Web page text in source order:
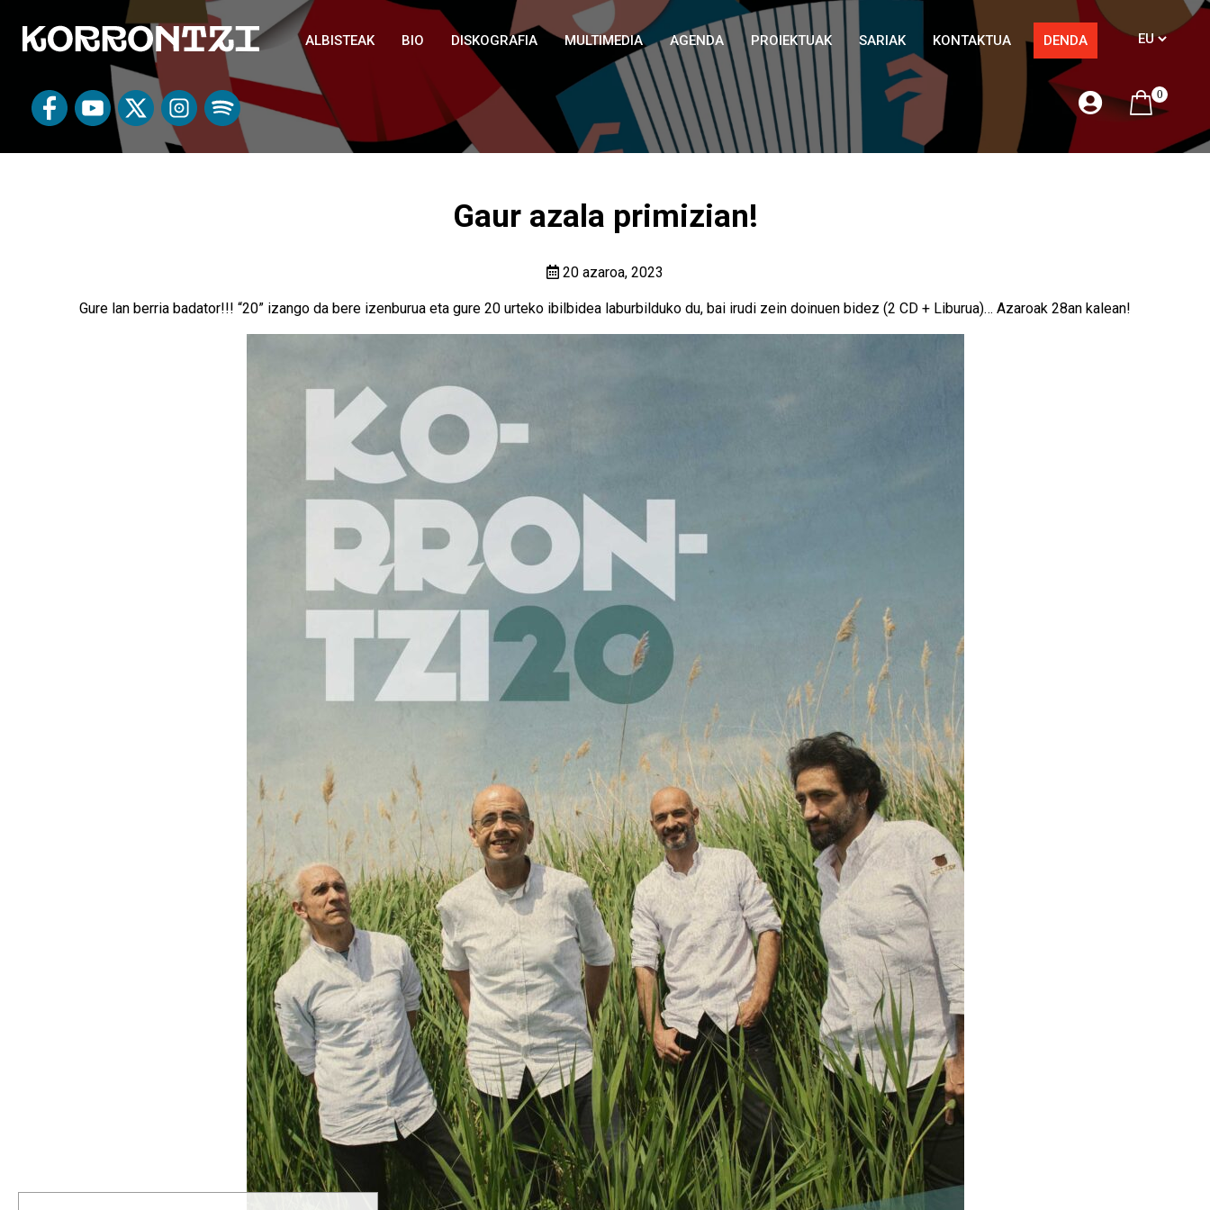
ALBISTEAK BIO DISKOGRAFIA MULTIMEDIA AGENDA PROIEKTUAK SARIAK KONTAKTUA DENDA
0
Gaur azala primizian!
20 azaroa, 2023
Gure lan berria badator!!! “20” izango da bere izenburua eta gure 20 urteko ibilbidea laburbilduko du, bai irudi zein doinuen bidez (2 CD + Liburua)… Azaroak 28an kalean!